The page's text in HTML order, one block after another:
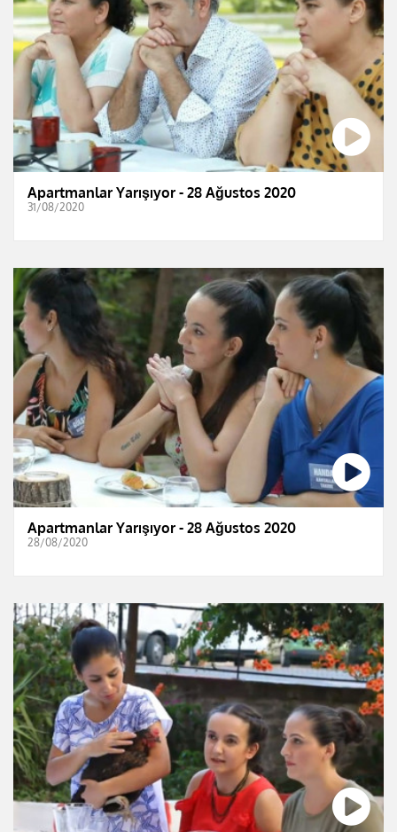
Apartmanlar Yarışıyor - 28 Ağustos 2020
31/08/2020
Apartmanlar Yarışıyor - 28 Ağustos 2020
28/08/2020